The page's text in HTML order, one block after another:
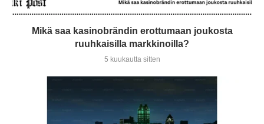
Mikä saa kasinobrändin erottumaan joukosta
ruuhkaisilla markkinoilla?
5 kuukautta sitten